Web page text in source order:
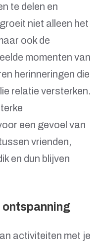
te delen en
niet alleen het
ook de
momenten van
herinneringen die
relatie versterken.
een gevoel van
vrienden,
en dun blijven
activiteiten met je